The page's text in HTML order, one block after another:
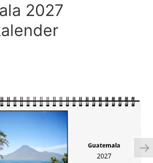
2027